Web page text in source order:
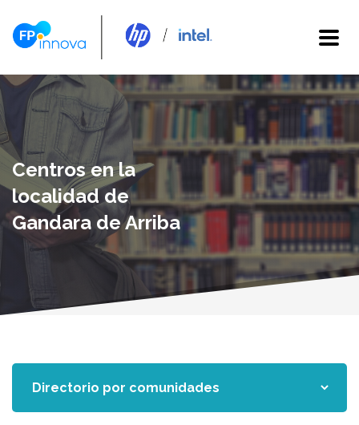
Centros en la
localidad de
Gandara de Arriba